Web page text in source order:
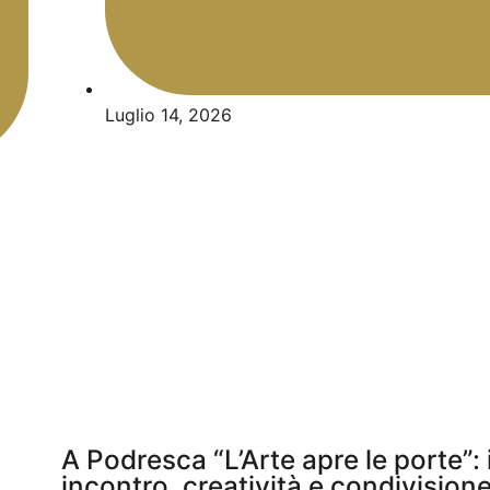
Luglio 14, 2026
A Podresca “L’Arte apre le